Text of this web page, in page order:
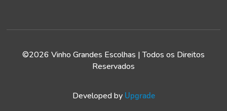
©2026 Vinho Grandes Escolhas | Todos os Direitos
Reservados
Developed by Upgrade